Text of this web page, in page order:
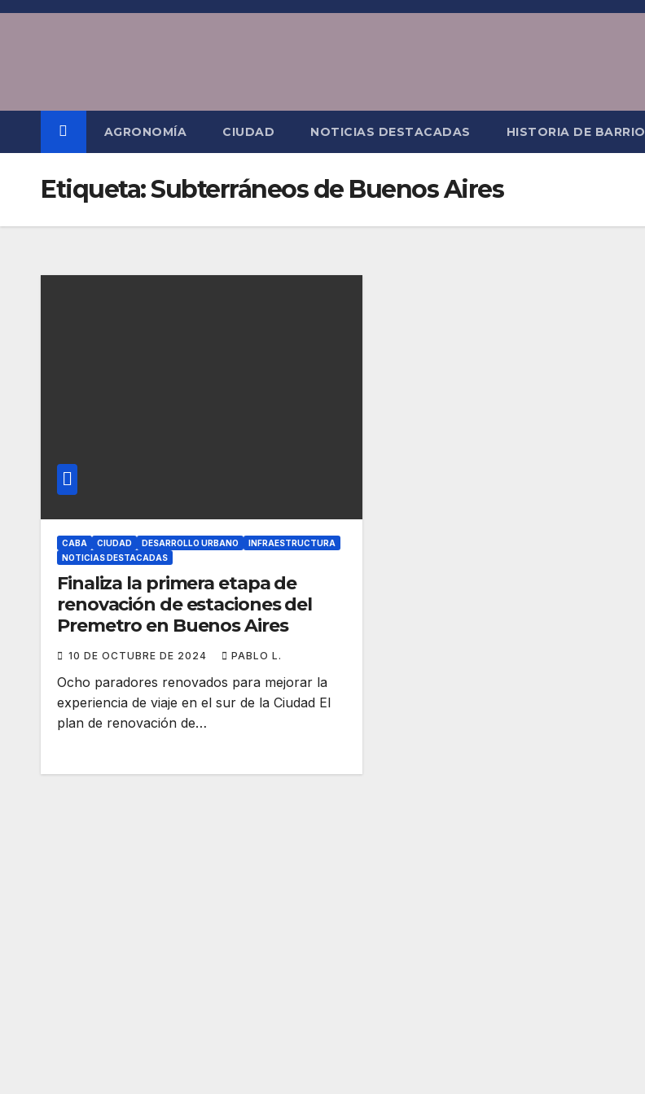
Saltar
AGRONOMÍA CIUDAD NOTICIAS DESTACADAS HISTORIA DE BARRIO
Etiqueta:Subterráneos de Buenos Aires
CABA CIUDAD DESARROLLO URBANO
INFRAESTRUCTURA
NOTICIAS DESTACADAS
Finaliza la primera etapa de
renovación de estaciones del
Premetro en Buenos Aires
10 DE OCTUBRE DE 2024 PABLO L.
Ocho paradores renovados para mejorar la
experiencia de viaje en el sur de la Ciudad El
plan de renovación de…